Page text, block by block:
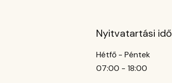
Nyitvatartási idő
Hétfő - Péntek
07:00 - 18:00